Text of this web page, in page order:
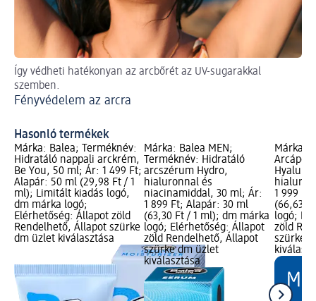
Így védheti hatékonyan az arcbőrét az UV-sugarakkal
szemben.
Fényvédelem az arcra
Hasonló termékek
Márka: Balea; Terméknév:
Hidratáló nappali arckrém,
Be You, 50 ml; Ár: 1 499 Ft;
Alapár: 50 ml (29,98 Ft / 1
ml); Limitált kiadás logó,
dm márka logó;
Elérhetőség: Állapot zöld
Rendelhető, Állapot szürke
dm üzlet kiválasztása
Márka: Balea MEN;
Terméknév: Hidratáló
arcszérum Hydro,
hialuronnal és
niacinamiddal, 30 ml; Ár:
1 899 Ft; Alapár: 30 ml
(63,30 Ft / 1 ml); dm márka
logó; Elérhetőség: Állapot
zöld Rendelhető, Állapot
szürke dm üzlet
kiválasztása
Márka:
1 999
(66,63
logó;
zöld
szürke